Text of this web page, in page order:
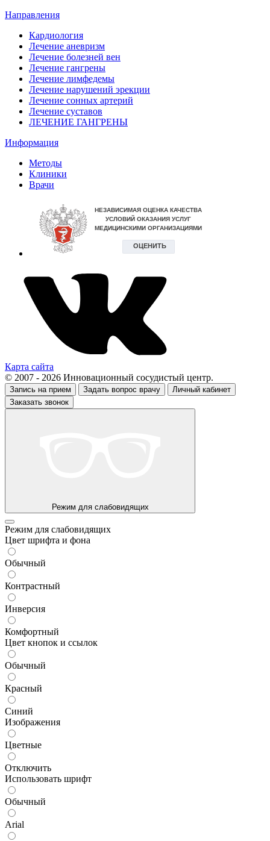
Направления
Кардиология
Лечение аневризм
Лечение болезней вен
Лечение гангрены
Лечение лимфедемы
Лечение нарушений эрекции
Лечение сонных артерий
Лечение суставов
ЛЕЧЕНИЕ ГАНГРЕНЫ
Информация
Методы
Клиники
Врачи
Карта сайта
© 2007 - 2026 Инновационный сосудистый центр.
Запись на прием Задать вопрос врачу
Личный кабинет
Заказать звонок
Режим для слабовидящих
Режим для слабовидящих
Цвет шрифта и фона
Обычный
Контрастный
Инверсия
Комфортный
Цвет кнопок и ссылок
Обычный
Красный
Синий
Изображения
Цветные
Отключить
Использовать шрифт
Обычный
Arial